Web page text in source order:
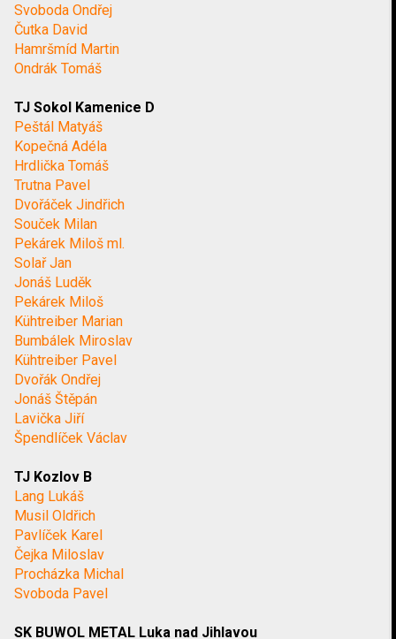
Svoboda Ondřej
Čutka David
Hamršmíd Martin
Ondrák Tomáš
TJ Sokol Kamenice D
Peštál Matyáš
Kopečná Adéla
Hrdlička Tomáš
Trutna Pavel
Dvořáček Jindřich
Souček Milan
Pekárek Miloš ml.
Solař Jan
Jonáš Luděk
Pekárek Miloš
Kühtreiber Marian
Bumbálek Miroslav
Kühtreiber Pavel
Dvořák Ondřej
Jonáš Štěpán
Lavička Jiří
Špendlíček Václav
TJ Kozlov B
Lang Lukáš
Musil Oldřich
Pavlíček Karel
Čejka Miloslav
Procházka Michal
Svoboda Pavel
SK BUWOL METAL Luka nad Jihlavou